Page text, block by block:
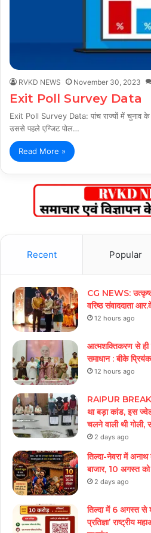
RVKD NEWS November 30, 2023
Exit Poll Survey Data
Exit Poll Survey Data: पांच राज्यों में चुनाव
उससे पहले एग्जिट पोल…
Read More »
Recent Popular
CG NEWS:
वरिष्ठ संवाददाता
12 hours ago
आत्मशक्तिकरण से ही
समाधान : बीके
12 hours ago
RAIPUR
था बड़ा कांड, इस
चलने वाली थी गोली,
2 days ago
तिल्दा-नेवरा में
बाजार, 10 अगस्त
2 days ago
तिल्दा में 6 अगस्त से
प्रतिज्ञा’ राष्ट्रीय